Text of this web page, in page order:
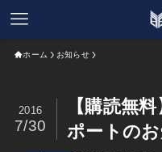
ホーム お知らせ
【購読無
ポートの
2016
7/30